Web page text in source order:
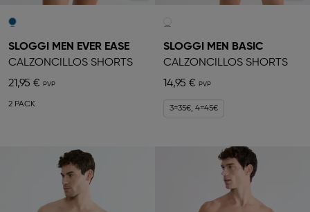
SLOGGI MEN EVER EASE
CALZONCILLOS SHORTS
21,95 €
2 PACK
SLOGGI MEN BASIC
CALZONCILLOS SHORTS
14,95 €
3=35€, 4=45€